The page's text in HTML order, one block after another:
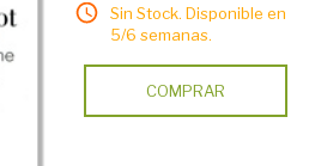
Sin Stock. Disponible en
5/6 semanas.
COMPRAR